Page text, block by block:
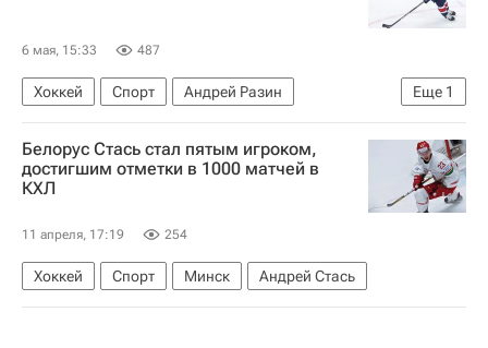
6 мая, 15:33 487
Еще 1
Хоккей Спорт
Андрей Разин
Металлург (Магнитогорск)
Белорус Стась стал пятым игроком,
достигшим отметки в 1000 матчей в
КХЛ
11 апреля, 17:19 254
Хоккей Спорт Минск Андрей Стась